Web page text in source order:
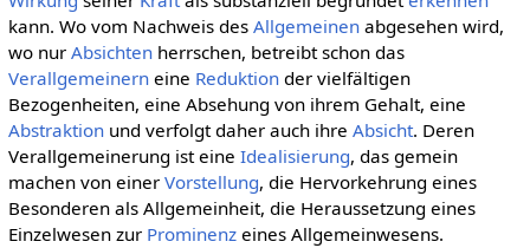
kann. Wo vom Nachweis des Allgemeinenabgesehen wird,
wo nur Absichtenherrschen, betreibt schon das
Verallgemeinerneine Reduktionder vielfältigen
Bezogenheiten, eine Absehung von ihrem Gehalt, eine
Abstraktionund verfolgt daher auch ihre Absicht. Deren
Verallgemeinerung ist eine Idealisierung, das gemein
machen von einer Vorstellung, die Hervorkehrung eines
Besonderen als Allgemeinheit, die Heraussetzung eines
Einzelwesen zur Prominenzeines Allgemeinwesens.